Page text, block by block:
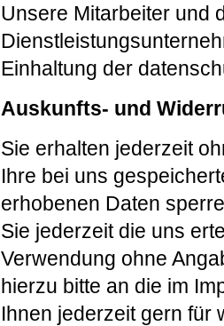
Unsere Mitarbeiter und
Einhaltung der
Auskunfts- und
Sie erhalten jederzeit
Ihre bei uns
erhobenen Daten
Sie jederzeit die uns
Verwendung ohne
hierzu bitte an die im
Ihnen jederzeit gern für